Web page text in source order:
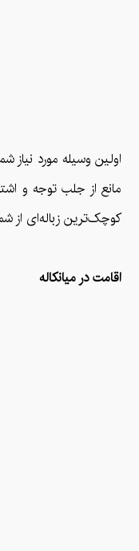
اولین وسیله مورد
مانع از جلب توجه و
کوچک‌ترین زباله‌ای از
اقامت در میانکاله